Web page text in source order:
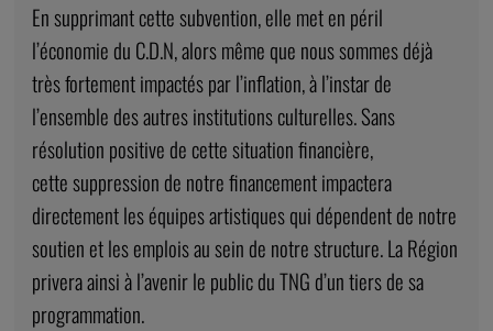
En supprimant cette subvention, elle met en péril
l’économie du C.D.N, alors même que nous sommes déjà
très fortement impactés par l’inflation, à l’instar de
l’ensemble des autres institutions culturelles. Sans
résolution positive de cette situation financière,
cette suppression de notre financement impactera
directement les équipes artistiques qui dépendent de notre
soutien et les emplois au sein de notre structure. La Région
privera ainsi à l’avenir le public du TNG d’un tiers de sa
programmation.